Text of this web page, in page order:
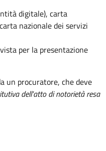
digitale), carta
nazionale dei servizi
per la presentazione
un procuratore, che deve
dell'atto di notorietà resa